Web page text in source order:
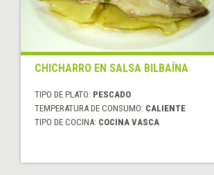
CHICHARRO EN SALSA BILBAÍNA
TIPO DE PLATO: PESCADO
TEMPERATURA DE CONSUMO: CALIENTE
TIPO DE COCINA: COCINA VASCA